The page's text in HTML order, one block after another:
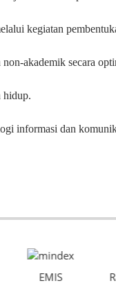
kegiatan
akademik secara
hidup.
informasi dan
EMIS